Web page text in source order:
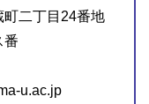
町二丁目24番地
番
u.ac.jp